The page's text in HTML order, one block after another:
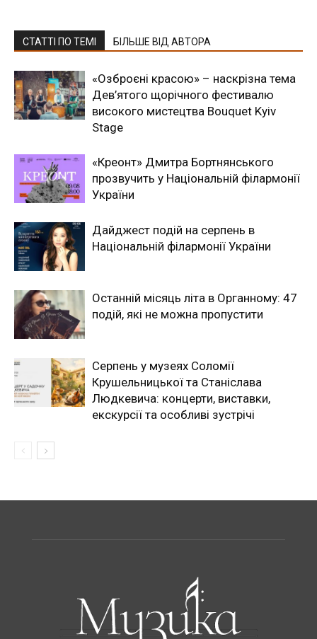
СТАТТІ ПО ТЕМІ БІЛЬШЕ ВІД АВТОРА
«Озброєні красою» – наскрізна тема
Дев’ятого щорічного фестивалю
високого мистецтва Bouquet Kyiv
Stage
«Креонт» Дмитра Бортнянського
прозвучить у Національній філармонії
України
Дайджест подій на серпень в
Національній філармонії України
Останній місяць літа в Органному: 47
подій, які не можна пропустити
Серпень у музеях Соломії
Крушельницької та Станіслава
Людкевича: концерти, виставки,
екскурсії та особливі зустрічі